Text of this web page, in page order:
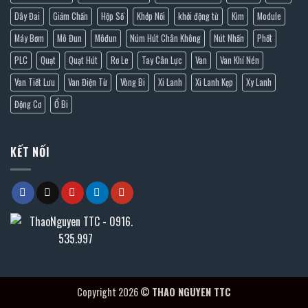
Dây Đai
Giảm Chấn Hộp Số Khớp Nối khởi động từ Kìm
Module
Máy Bơm
Mô Đun Môđun Núm Hút Chân Không Nút Nhấn
Phốt
PLC
Quạt Quạt Hút Rơ Le Tay Cân Lực Van
Van Khí Nén
Van Tiết Lưu
Van Điện Từ Vòng Bi Xi Lanh Xi Lanh Kẹp
Xy Lanh
Động Cơ
Ổ Bi
KẾT NỐI
Copyright 2026 © THAO NGUYEN TTC